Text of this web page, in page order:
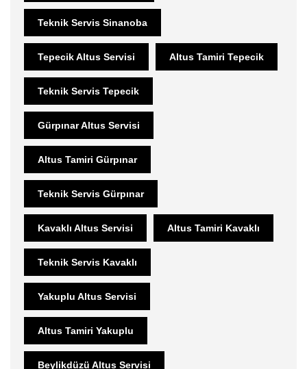
Teknik Servis Sinanoba
Tepecik Altus Servisi Altus Tamiri Tepecik
Teknik Servis Tepecik
Gürpınar Altus Servisi
Altus Tamiri Gürpınar
Teknik Servis Gürpınar
Kavaklı Altus Servisi Altus Tamiri Kavaklı
Teknik Servis Kavaklı
Yakuplu Altus Servisi
Altus Tamiri Yakuplu
Beylikdüzü Altus Servisi